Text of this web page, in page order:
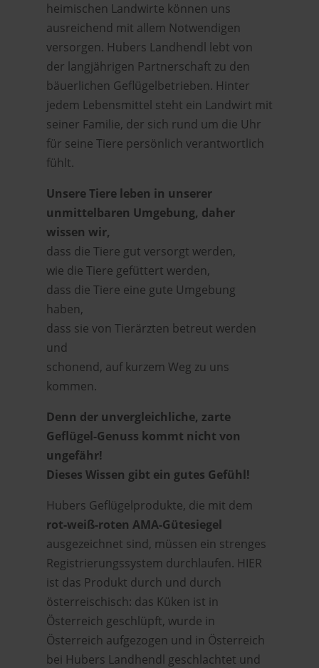
heimischen Landwirte können uns
ausreichend mit allem Notwendigen
versorgen. Hubers Landhendl lebt von
der langjährigen Partnerschaft zu den
bäuerlichen Geflügelbetrieben. Hinter
jedem Lebensmittel steht ein Landwirt mit
seiner Familie, der sich rund um die Uhr
für seine Tiere persönlich verantwortlich
fühlt.
Unsere Tiere leben in unserer
unmittelbaren Umgebung, daher
wissen wir,
dass die Tiere gut versorgt werden,
wie die Tiere gefüttert werden,
dass die Tiere eine gute Umgebung
haben,
dass sie von Tierärzten betreut werden
und
schonend, auf kurzem Weg zu uns
kommen.
Denn der unvergleichliche, zarte
Geflügel-Genuss kommt nicht von
ungefähr!
Dieses Wissen gibt ein gutes Gefühl!
Hubers Geflügelprodukte, die mit dem
rot-weiß-roten AMA-Gütesiegel
ausgezeichnet sind, müssen ein strenges
Registrierungssystem durchlaufen. HIER
ist das Produkt durch und durch
österreischisch: das Küken ist in
Österreich geschlüpft, wurde in
Österreich aufgezogen und in Österreich
bei Hubers Landhendl geschlachtet und